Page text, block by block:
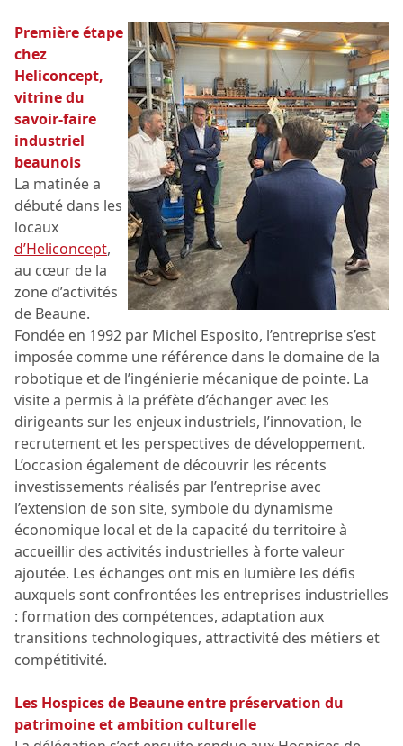
Première étape
chez
Heliconcept,
vitrine du
savoir-faire
industriel
beaunois
La matinée a
débuté dans les
locaux
d’Heliconcept,
au cœur de la
zone d’activités
de Beaune.
Fondée en 1992 par Michel Esposito, l’entreprise s’est
imposée comme une référence dans le domaine de la
robotique et de l’ingénierie mécanique de pointe. La
visite a permis à la préfète d’échanger avec les
dirigeants sur les enjeux industriels, l’innovation, le
recrutement et les perspectives de développement.
L’occasion également de découvrir les récents
investissements réalisés par l’entreprise avec
l’extension de son site, symbole du dynamisme
économique local et de la capacité du territoire à
accueillir des activités industrielles à forte valeur
ajoutée. Les échanges ont mis en lumière les défis
auxquels sont confrontées les entreprises industrielles
: formation des compétences, adaptation aux
transitions technologiques, attractivité des métiers et
compétitivité.
Les Hospices de Beaune entre préservation du
patrimoine et ambition culturelle